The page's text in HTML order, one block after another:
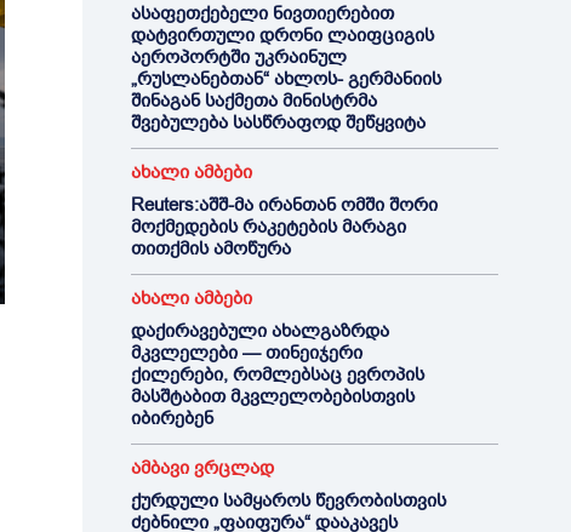
ასაფეთქებელი ნივთიერებით
დატვირთული დრონი ლაიფციგის
აეროპორტში უკრაინულ
„რუსლანებთან“ ახლოს- გერმანიის
შინაგან საქმეთა მინისტრმა
შვებულება სასწრაფოდ შეწყვიტა
ახალი ამბები
Reuters:აშშ-მა ირანთან ომში შორი
მოქმედების რაკეტების მარაგი
თითქმის ამოწურა
ახალი ამბები
დაქირავებული ახალგაზრდა
მკვლელები — თინეიჯერი
ქილერები, რომლებსაც ევროპის
მასშტაბით მკვლელობებისთვის
იბირებენ
ამბავი ვრცლად
ქურდული სამყაროს წევრობისთვის
ძებნილი „ფაიფურა“ დააკავეს